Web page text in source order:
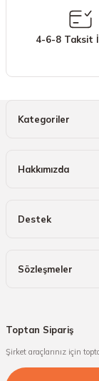
Bu ürüne benzer
4-6-8 Taksit
Kategoriler
Hakkımızda
Destek
Sözleşmeler
Toptan Sipariş
Şirket araçlarınız için